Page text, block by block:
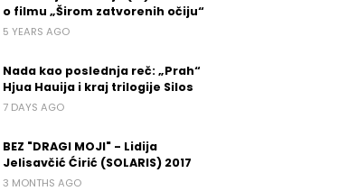
o filmu „Širom zatvorenih očiju“
5 YEARS AGO
Nada kao poslednja reč: „Prah“
Hjua Hauija i kraj trilogije Silos
7 DAYS AGO
BEZ "DRAGI MOJI" - Lidija
Jelisavčić Ćirić (SOLARIS) 2017
3 MONTHS AGO